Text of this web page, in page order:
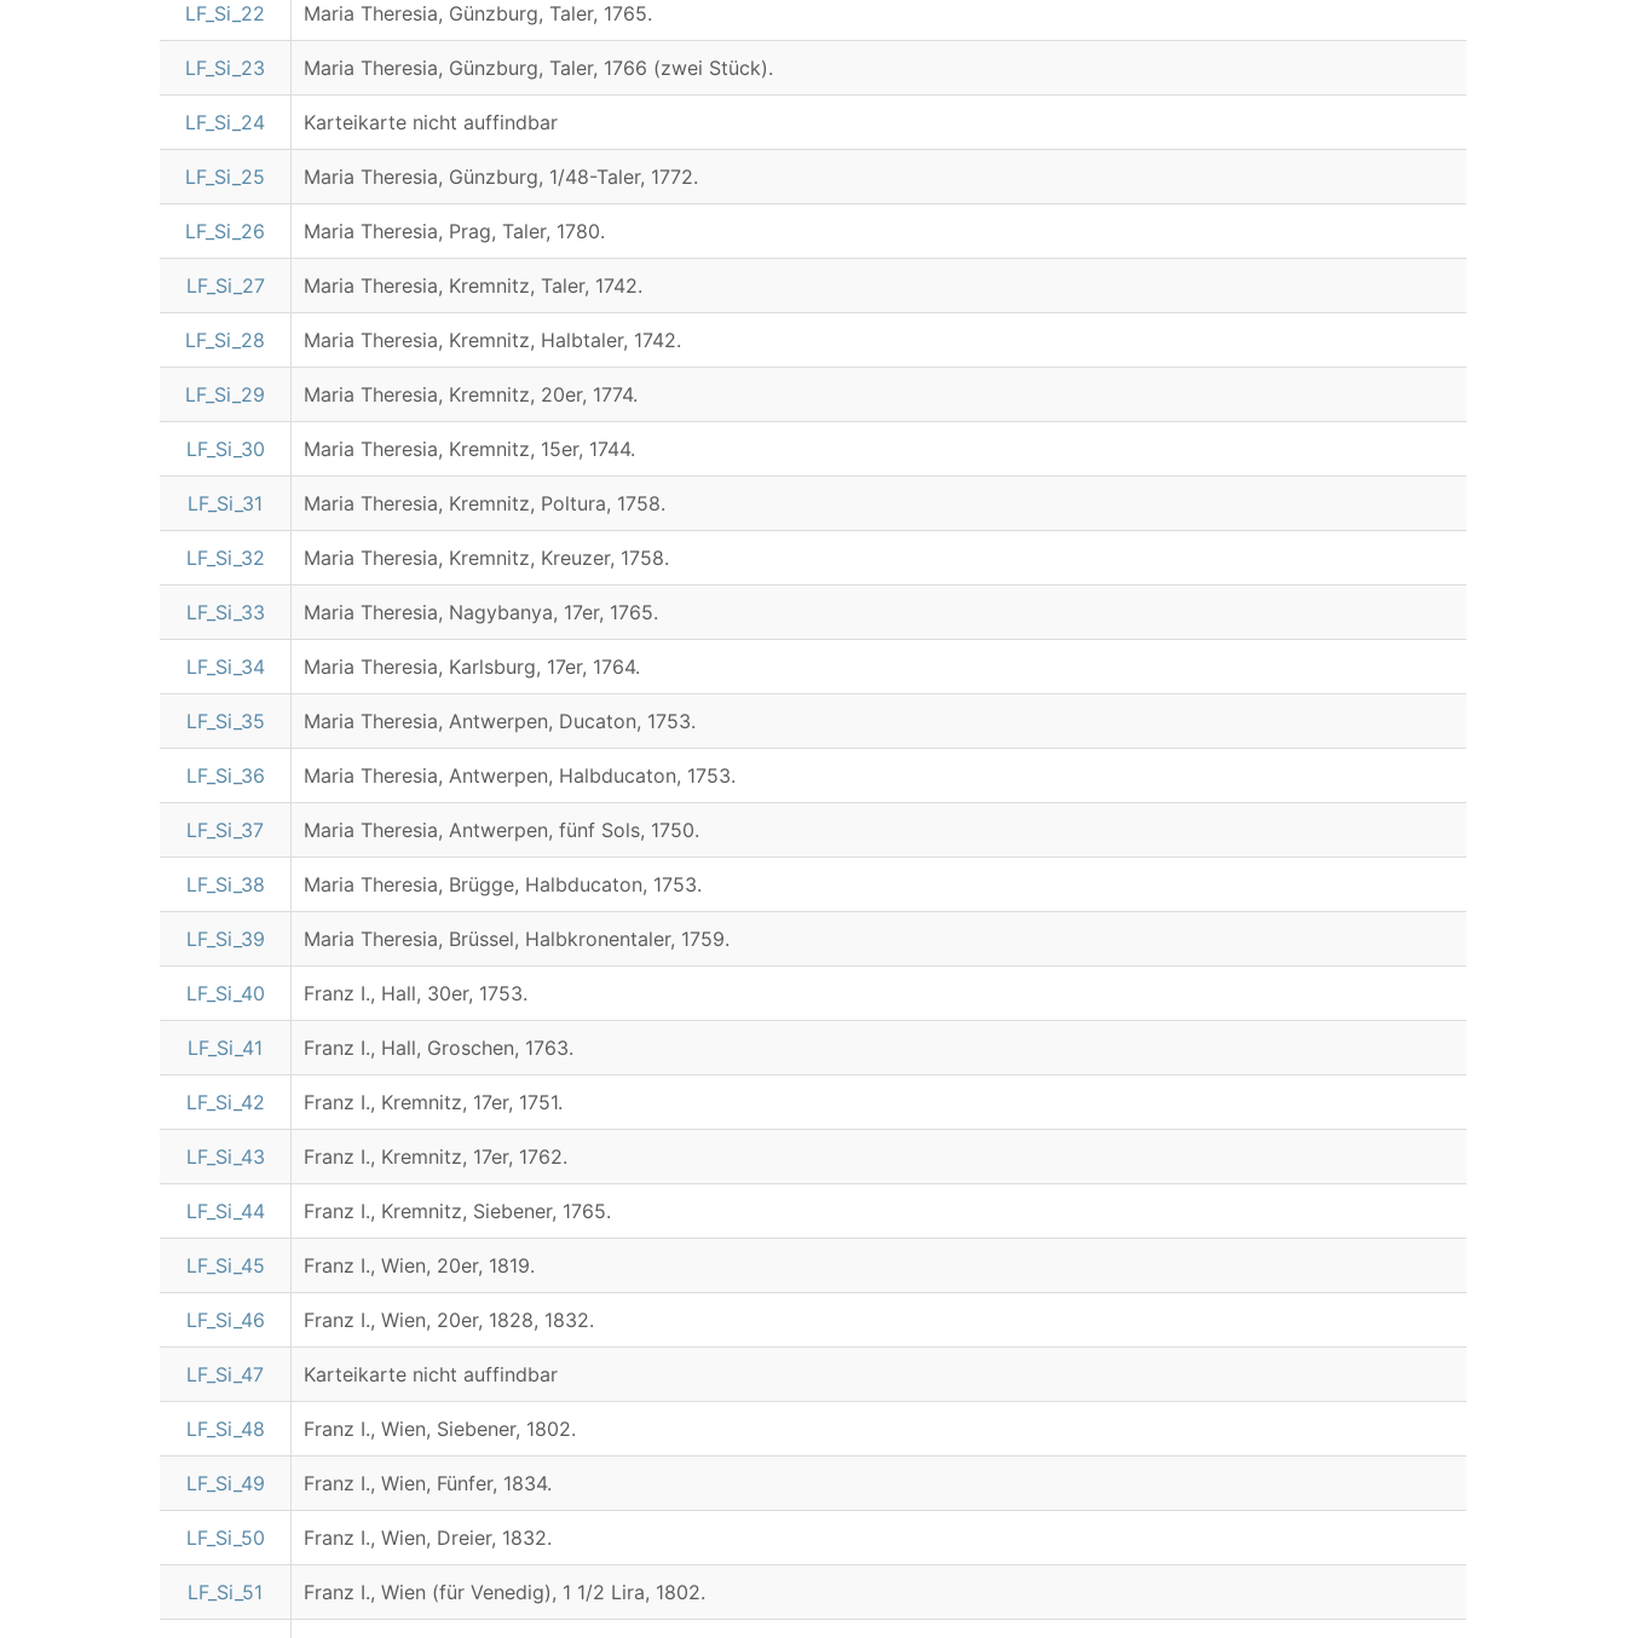
LF_Si_22 Maria Theresia, Günzburg, Taler, 1765.
LF_Si_23 Maria Theresia, Günzburg, Taler, 1766 (zwei Stück).
LF_Si_24 Karteikarte nicht auffindbar
LF_Si_25 Maria Theresia, Günzburg, 1/48-Taler, 1772.
LF_Si_26 Maria Theresia, Prag, Taler, 1780.
LF_Si_27 Maria Theresia, Kremnitz, Taler, 1742.
LF_Si_28 Maria Theresia, Kremnitz, Halbtaler, 1742.
LF_Si_29 Maria Theresia, Kremnitz, 20er, 1774.
LF_Si_30 Maria Theresia, Kremnitz, 15er, 1744.
LF_Si_31 Maria Theresia, Kremnitz, Poltura, 1758.
LF_Si_32 Maria Theresia, Kremnitz, Kreuzer, 1758.
LF_Si_33 Maria Theresia, Nagybanya, 17er, 1765.
LF_Si_34 Maria Theresia, Karlsburg, 17er, 1764.
LF_Si_35 Maria Theresia, Antwerpen, Ducaton, 1753.
LF_Si_36 Maria Theresia, Antwerpen, Halbducaton, 1753.
LF_Si_37 Maria Theresia, Antwerpen, fünf Sols, 1750.
LF_Si_38 Maria Theresia, Brügge, Halbducaton, 1753.
LF_Si_39 Maria Theresia, Brüssel, Halbkronentaler, 1759.
LF_Si_40 Franz I., Hall, 30er, 1753.
LF_Si_41 Franz I., Hall, Groschen, 1763.
LF_Si_42 Franz I., Kremnitz, 17er, 1751.
LF_Si_43 Franz I., Kremnitz, 17er, 1762.
LF_Si_44 Franz I., Kremnitz, Siebener, 1765.
LF_Si_45 Franz I., Wien, 20er, 1819.
LF_Si_46 Franz I., Wien, 20er, 1828, 1832.
LF_Si_47 Karteikarte nicht auffindbar
LF_Si_48 Franz I., Wien, Siebener, 1802.
LF_Si_49 Franz I., Wien, Fünfer, 1834.
LF_Si_50 Franz I., Wien, Dreier, 1832.
LF_Si_51 Franz I., Wien (für Venedig), 1 1/2 Lira, 1802.